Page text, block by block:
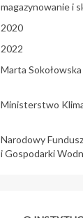
magazynowanie i
2020
2022
Marta Sokołowska
Ministerstwo
Narodowy
i Gospodarki